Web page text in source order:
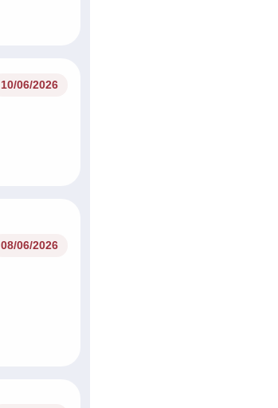
10/06/2026
08/06/2026